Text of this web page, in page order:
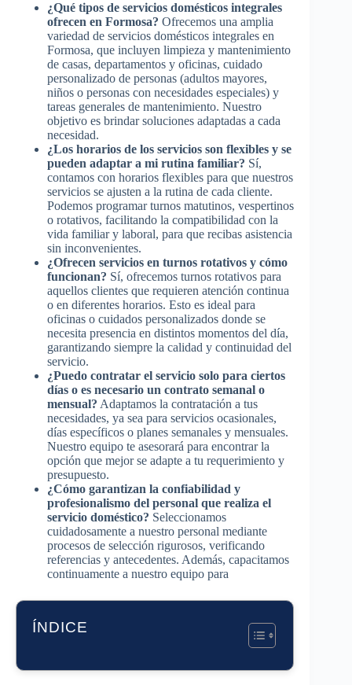
¿Qué tipos de servicios domésticos integrales
ofrecen en Formosa? Ofrecemos una amplia
variedad de servicios domésticos integrales en
Formosa, que incluyen limpieza y mantenimiento
de casas, departamentos y oficinas, cuidado
personalizado de personas (adultos mayores,
niños o personas con necesidades especiales) y
tareas generales de mantenimiento. Nuestro
objetivo es brindar soluciones adaptadas a cada
necesidad.
¿Los horarios de los servicios son flexibles y se
pueden adaptar a mi rutina familiar? Sí,
contamos con horarios flexibles para que nuestros
servicios se ajusten a la rutina de cada cliente.
Podemos programar turnos matutinos, vespertinos
o rotativos, facilitando la compatibilidad con la
vida familiar y laboral, para que recibas asistencia
sin inconvenientes.
¿Ofrecen servicios en turnos rotativos y cómo
funcionan? Sí, ofrecemos turnos rotativos para
aquellos clientes que requieren atención continua
o en diferentes horarios. Esto es ideal para
oficinas o cuidados personalizados donde se
necesita presencia en distintos momentos del día,
garantizando siempre la calidad y continuidad del
servicio.
¿Puedo contratar el servicio solo para ciertos
días o es necesario un contrato semanal o
mensual? Adaptamos la contratación a tus
necesidades, ya sea para servicios ocasionales,
días específicos o planes semanales y mensuales.
Nuestro equipo te asesorará para encontrar la
opción que mejor se adapte a tu requerimiento y
presupuesto.
¿Cómo garantizan la confiabilidad y
profesionalismo del personal que realiza el
servicio doméstico? Seleccionamos
cuidadosamente a nuestro personal mediante
procesos de selección rigurosos, verificando
referencias y antecedentes. Además, capacitamos
continuamente a nuestro equipo para
ÍNDICE